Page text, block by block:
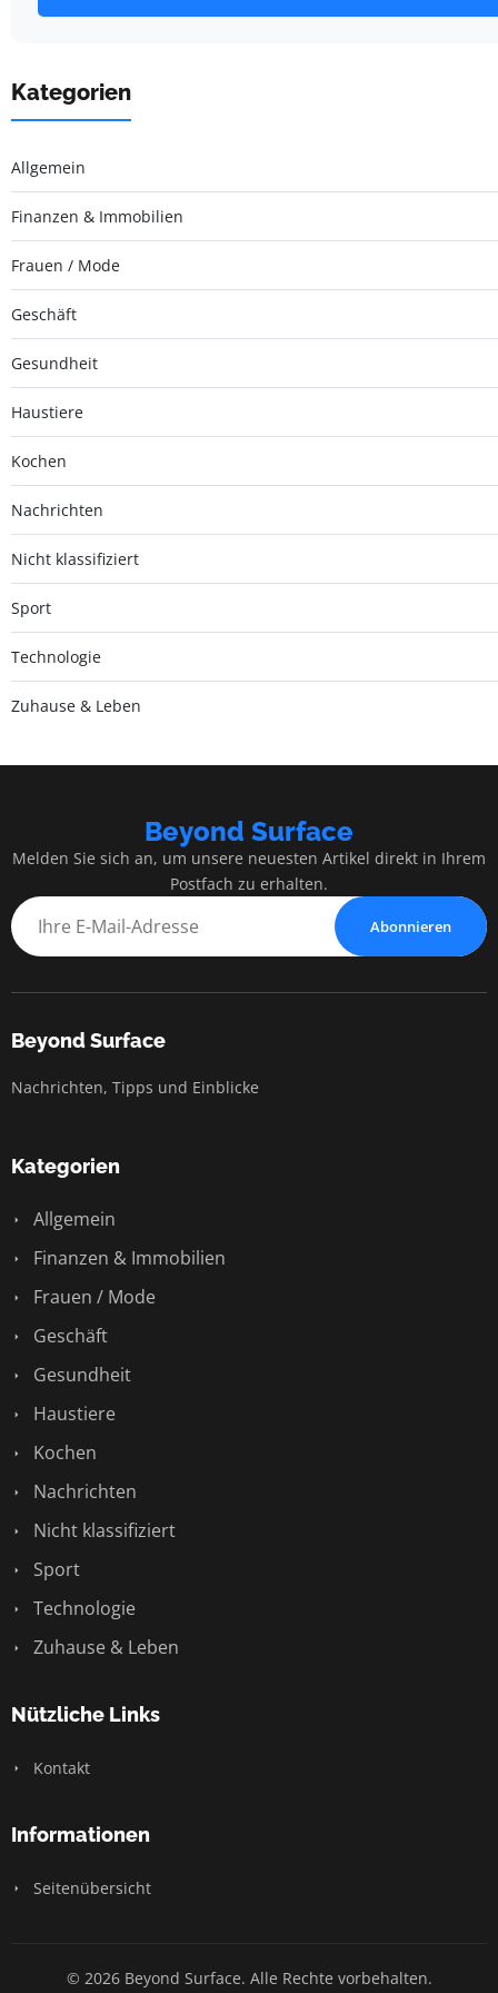
Kategorien
Allgemein
Finanzen & Immobilien
Frauen / Mode
Geschäft
Gesundheit
Haustiere
Kochen
Nachrichten
Nicht klassifiziert
Sport
Technologie
Zuhause & Leben
Beyond Surface
Melden Sie sich an, um unsere neuesten Artikel direkt in Ihrem
Postfach zu erhalten.
Abonnieren
Beyond Surface
Nachrichten, Tipps und Einblicke
Kategorien
Allgemein
Finanzen & Immobilien
Frauen / Mode
Geschäft
Gesundheit
Haustiere
Kochen
Nachrichten
Nicht klassifiziert
Sport
Technologie
Zuhause & Leben
Nützliche Links
Kontakt
Informationen
Seitenübersicht
© 2026 Beyond Surface. Alle Rechte vorbehalten.